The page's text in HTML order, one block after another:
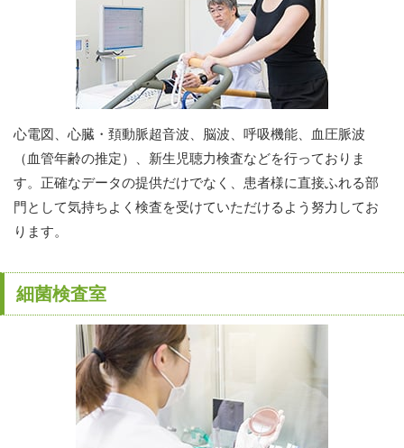
心電図、心臓・頚動脈超音波、脳波、呼吸機能、血圧脈波
（血管年齢の推定）、新生児聴力検査などを行っておりま
す。正確なデータの提供だけでなく、患者様に直接ふれる部
門として気持ちよく検査を受けていただけるよう努力してお
ります。
細菌検査室